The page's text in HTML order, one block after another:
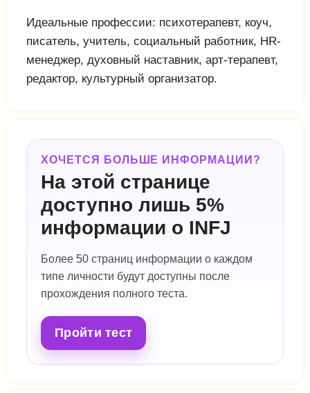
Идеальные профессии: психотерапевт, коуч,
писатель, учитель, социальный работник, HR-
менеджер, духовный наставник, арт-терапевт,
редактор, культурный организатор.
ХОЧЕТСЯ БОЛЬШЕ ИНФОРМАЦИИ?
На этой странице
доступно лишь 5%
информации о INFJ
Более 50 страниц информации о каждом
типе личности будут доступны после
прохождения полного теста.
Пройти тест